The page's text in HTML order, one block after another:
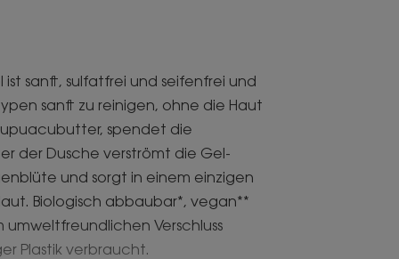
sanft, sulfatfrei und seifenfrei und
sanft zu reinigen, ohne die Haut
spendet die
der Dusche verströmt die Gel-
und sorgt in einem einzigen
Biologisch abbaubar*, vegan**
Verschluss
Plastik verbraucht.